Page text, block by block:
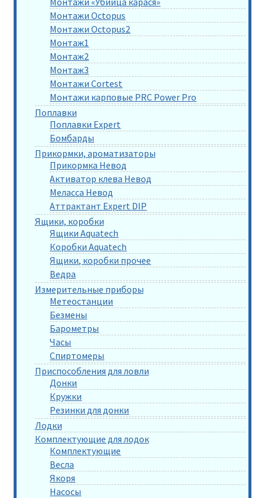
Монтажи Octopus
Монтажи Octopus2
Монтаж1
Монтаж2
Монтаж3
Монтажи Cortest
Монтажи карповые PRC Power Pro
Поплавки
Поплавки Expert
Бомбарды
Прикормки, ароматизаторы
Прикормка Невод
Активатор клева Невод
Меласса Невод
Аттрактант Expert DIP
Ящики, коробки
Ящики Aquatech
Коробки Aquatech
Ящики, коробки прочее
Ведра
Измерительные приборы
Метеостанции
Безмены
Барометры
Часы
Спиртомеры
Приспособления для ловли
Донки
Кружки
Резинки для донки
Лодки
Комплектующие для лодок
Комплектующие
Весла
Якоря
Насосы